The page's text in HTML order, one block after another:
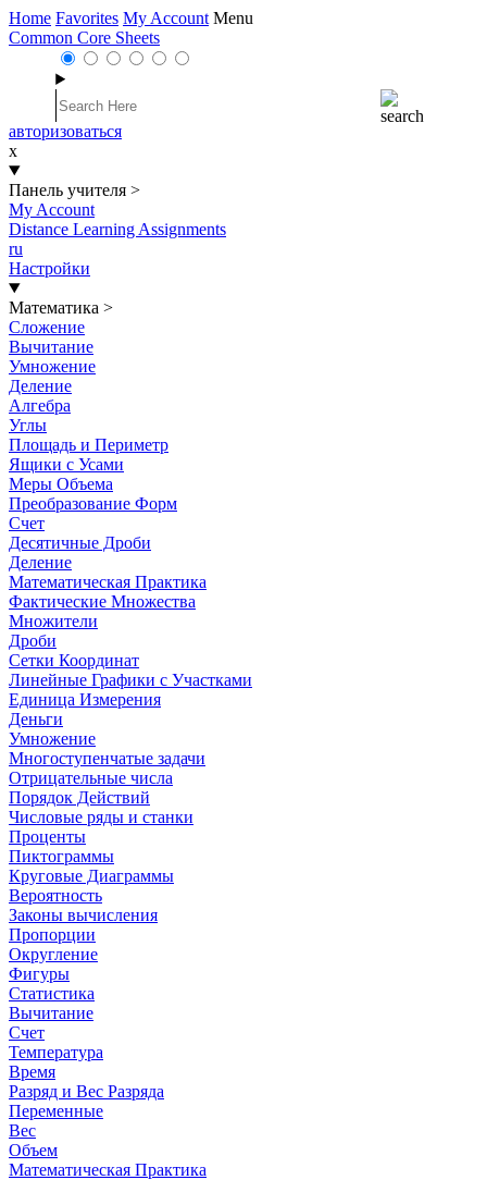
Home Favorites My Account Menu
Common Core Sheets
авторизоваться
x
Панель учителя >
My Account
Distance Learning Assignments
ru
Настройки
Математика >
Сложение
Вычитание
Умножение
Деление
Алгебра
Углы
Площадь и Периметр
Ящики с Усами
Меры Объема
Преобразование Форм
Счет
Десятичные Дроби
Деление
Математическая Практика
Фактические Множества
Множители
Дроби
Сетки Координат
Линейные Графики с Участками
Единица Измерения
Деньги
Умножение
Многоступенчатые задачи
Отрицательные числа
Порядок Действий
Числовые ряды и станки
Проценты
Пиктограммы
Круговые Диаграммы
Вероятность
Законы вычисления
Пропорции
Округление
Фигуры
Статистика
Вычитание
Счет
Температура
Время
Разряд и Вес Разряда
Переменные
Вес
Объем
Математическая Практика